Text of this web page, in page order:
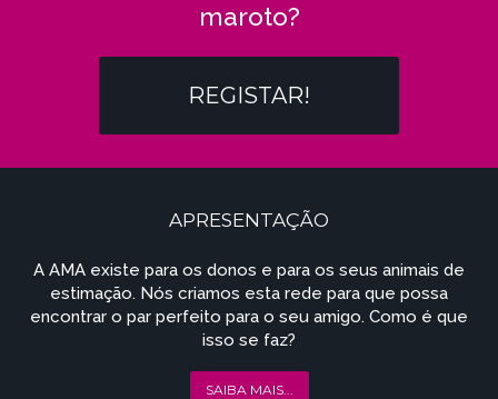
maroto?
REGISTAR!
APRESENTAÇÃO
A AMA existe para os donos e para os seus animais de
estimação. Nós criamos esta rede para que possa
encontrar o par perfeito para o seu amigo. Como é que
isso se faz?
SAIBA MAIS...